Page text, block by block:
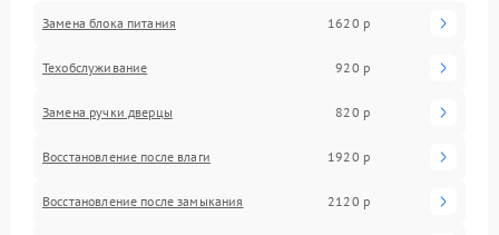
Замена блока питания 1620 р
Техобслуживание 920 р
Замена ручки дверцы 820 р
Восстановление после влаги 1920 р
Восстановление после замыкания 2120 р